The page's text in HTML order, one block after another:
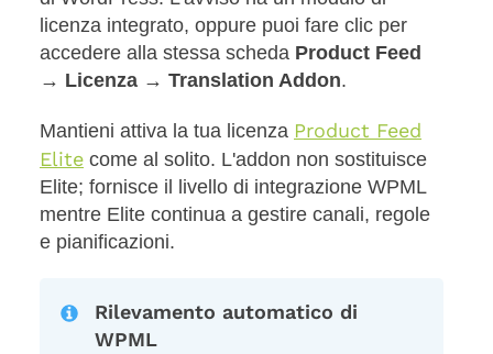
licenza integrato, oppure puoi fare clic per
accedere alla stessa scheda Product Feed
→ Licenza → Translation Addon.
Mantieni attiva la tua licenza Product Feed
Elite come al solito. L'addon non sostituisce
Elite; fornisce il livello di integrazione WPML
mentre Elite continua a gestire canali, regole
e pianificazioni.
Rilevamento automatico di
WPML